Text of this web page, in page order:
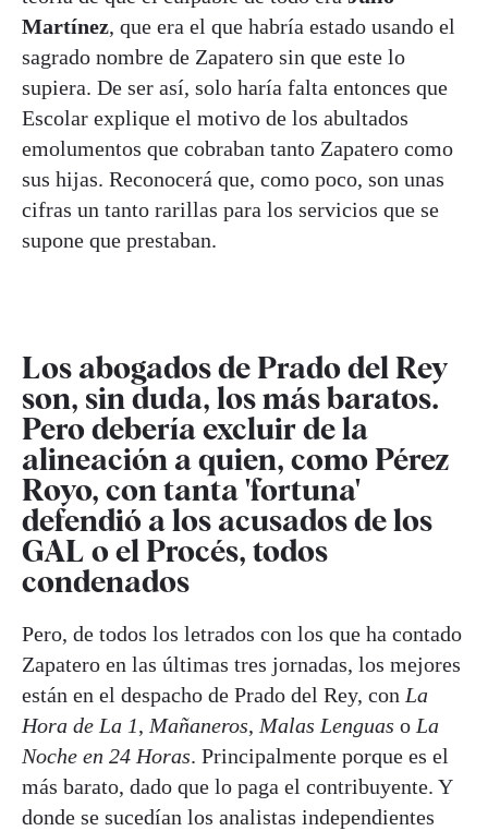
Martínez, que era el que habría estado usando el
sagrado nombre de Zapatero sin que este lo
supiera. De ser así, solo haría falta entonces que
Escolar explique el motivo de los abultados
emolumentos que cobraban tanto Zapatero como
sus hijas. Reconocerá que, como poco, son unas
cifras un tanto rarillas para los servicios que se
supone que prestaban.
Los abogados de Prado del Rey
son, sin duda, los más baratos.
Pero debería excluir de la
alineación a quien, como Pérez
Royo, con tanta 'fortuna'
defendió a los acusados de los
GAL o el Procés, todos
condenados
Pero, de todos los letrados con los que ha contado
Zapatero en las últimas tres jornadas, los mejores
están en el despacho de Prado del Rey, con La
Hora de La 1, Mañaneros, Malas Lenguas o La
Noche en 24 Horas. Principalmente porque es el
más barato, dado que lo paga el contribuyente. Y
donde se sucedían los analistas independientes